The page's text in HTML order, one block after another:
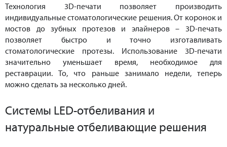
Технология 3D-печати позволяет производить
индивидуальные стоматологические решения. От коронок и
мостов до зубных протезов и элайнеров – 3D-печать
позволяет быстро и точно изготавливать
стоматологические протезы. Использование 3D-печати
значительно уменьшает время, необходимое для
реставрации. То, что раньше занимало недели, теперь
можно сделать за несколько дней.
Системы LED-отбеливания и
натуральные отбеливающие решения